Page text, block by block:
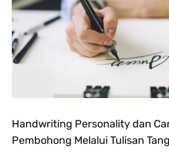
Handwriting Personality dan
Pembohong Melalui Tulisan